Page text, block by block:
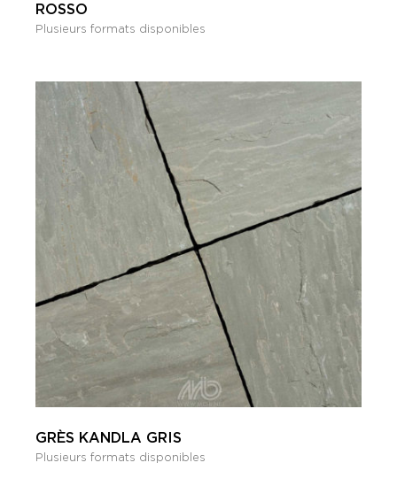
ROSSO
Plusieurs formats disponibles
GRÈS KANDLA GRIS
Plusieurs formats disponibles